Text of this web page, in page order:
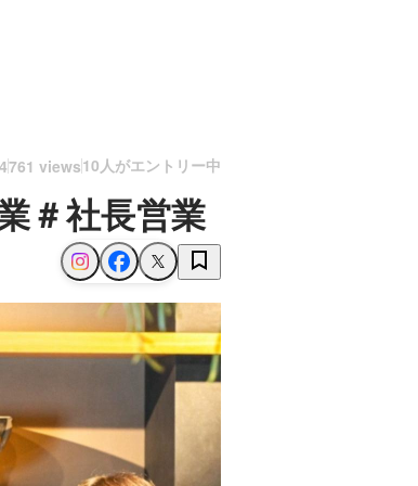
761 views10人がエントリー中
＃社長営業